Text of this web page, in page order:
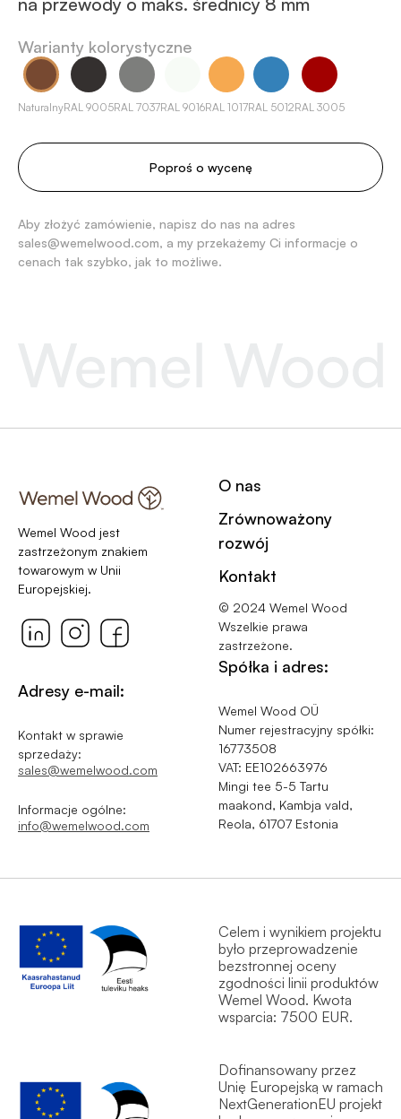
Warianty kolorystyczne
NaturalnyRAL 9005RAL 7037RAL 9016RAL 1017RAL 5012RAL 3005
Poproś o wycenę
Aby złożyć zamówienie, napisz do nas na adres
sales@wemelwood.com, a my przekażemy Ci informacje o
cenach tak szybko, jak to możliwe.
Wemel Wood jest
zastrzeżonym znakiem
towarowym w Unii
Europejskiej.
O nas
Zrównoważony
rozwój
Kontakt
© 2024 Wemel Wood
Wszelkie prawa
zastrzeżone.
Adresy e-mail:
Kontakt w sprawie
sprzedaży:
sales@wemelwood.com
Informacje ogólne:
info@wemelwood.com
Spółka i adres:
Wemel Wood OÜ
Numer rejestracyjny spółki:
16773508
VAT: EE102663976
Mingi tee 5-5 Tartu
maakond, Kambja vald,
Reola, 61707 Estonia
Celem i wynikiem projektu
było przeprowadzenie
bezstronnej oceny
zgodności linii produktów
Wemel Wood. Kwota
wsparcia: 7500 EUR.
Dofinansowany przez
Unię Europejską w ramach
NextGenerationEU projekt